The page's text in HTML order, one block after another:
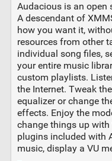
Audacious is an open
A descendant of
how you want it,
resources from other
individual song files,
your entire music
custom playlists.
the Internet. Tweak
equalizer or change
effects. Enjoy the
change things up with
plugins included with
music, display a VU